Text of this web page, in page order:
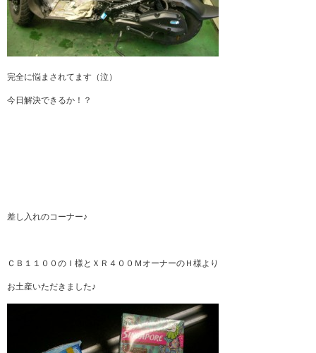
完全に悩まされてます（泣）
今日解決できるか！？
差し入れのコーナー♪
ＣＢ１１００のＩ様とＸＲ４００ＭオーナーのＨ様より
お土産いただきました♪